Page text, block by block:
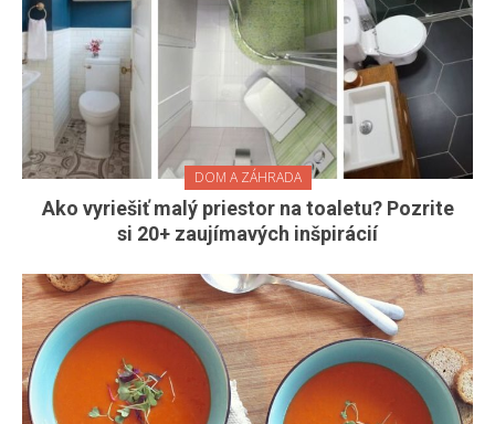
DOM A ZÁHRADA
Ako vyriešiť malý priestor na toaletu? Pozrite
si 20+ zaujímavých inšpirácií